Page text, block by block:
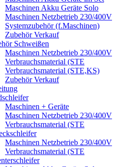
Maschinen Akku Geräte Solo
Maschinen Netzbetrieb 230/400V
Systemzubehör (f.Maschinen)
Zubehör Verkauf
Schweißen
Maschinen Netzbetrieb 230/400V
Verbrauchsmaterial (STE
Verbrauchsmaterial (STE,KS)
Zubehör Verkauf
Maschinen + Geräte
Maschinen Netzbetrieb 230/400V
Verbrauchsmaterial (STE
Maschinen Netzbetrieb 230/400V
Verbrauchsmaterial (STE